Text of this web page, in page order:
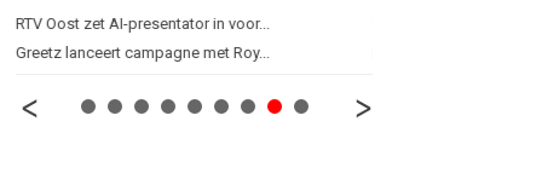
RTV Oost zet AI-presentator in voor...
Greetz lanceert campagne met Roy...